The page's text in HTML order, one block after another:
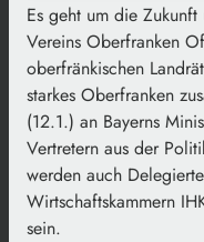
Es geht um die
Vereins Oberfranken
oberfränkischen
starkes Oberfranken
(12.1.) an Bayerns
Vertretern aus der
werden auch
Wirtschaftskammern
sein.